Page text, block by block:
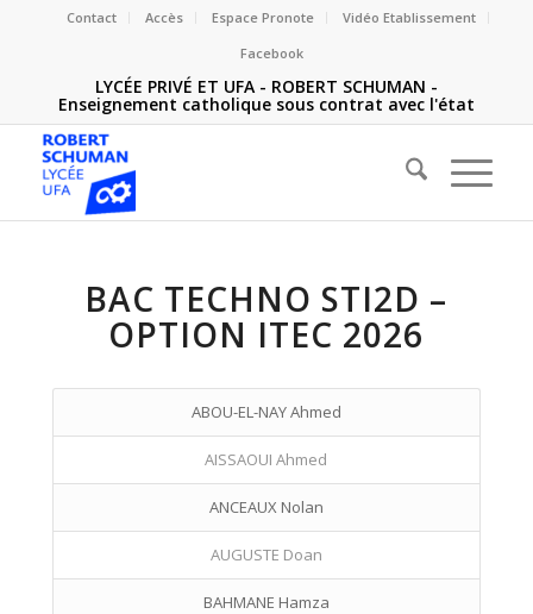
Contact Accès Espace Pronote
Vidéo Etablissement
Facebook
LYCÉE PRIVÉ ET UFA - ROBERT SCHUMAN -
Enseignement catholique sous contrat avec l'état
BAC TECHNO STI2D –
OPTION ITEC 2026
ABOU-EL-NAY Ahmed
AISSAOUI Ahmed
ANCEAUX Nolan
AUGUSTE Doan
BAHMANE Hamza